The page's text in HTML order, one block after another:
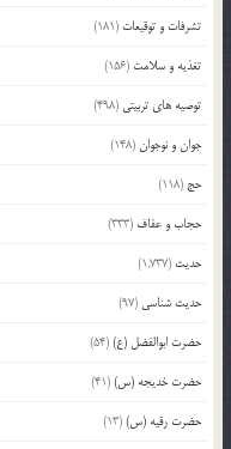
تشرفات و توقیعات (181)
تغذیه و سلامت (156)
توصیه های تربیتی (498)
جوان و نوجوان(148)
حج (118)
حجاب و عفاف (333)
حدیث (1,737)
حدیث شناسی (97)
حضرت ابوالفضل (ع)(54)
حضرت خدیجه (س)(41)
حضرت رقیه (س)(13)